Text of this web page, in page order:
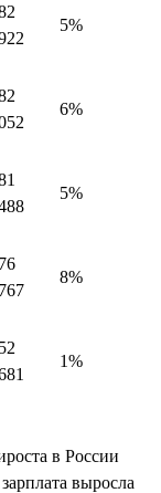
5%
6%
5%
76
767
8%
52
1%
в России
выросла